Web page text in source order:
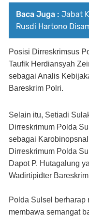
Baca Juga : Jabat
Rusdi Hartono
Posisi Dirreskrimsus
Taufik Herdiansyah
sebagai Analis
Bareskrim Polri.
Selain itu, Setiadi
Dirreskrimum Polda
sebagai
Dirreskrimum Polda
Dapot P. Hutagalung
Wadirtipidter
Polda Sulsel berharap
membawa semangat